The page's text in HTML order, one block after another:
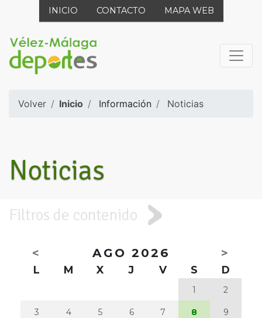
INICIO CONTACTO MAPA WEB
Volver Inicio Información Noticias
Noticias
Filtros de contenido
< AGO 2026 >
L M X J V S D
1 2
3 4 5 6 7 8 9